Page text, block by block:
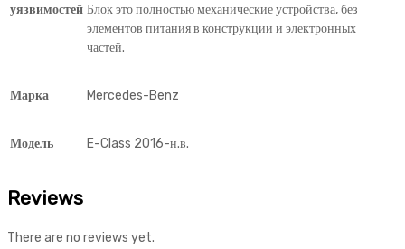
уязвимостей Блок это полностью механические устройства, без
элементов питания в конструкции и электронных
частей.
Марка Mercedes-Benz
Модель E-Class 2016-н.в.
Reviews
There are no reviews yet.